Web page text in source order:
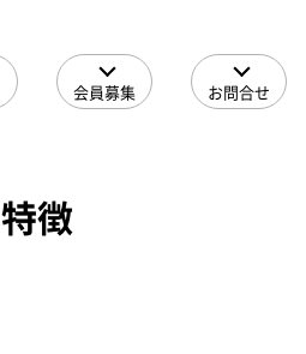
会員募集 お問合せ
特徴